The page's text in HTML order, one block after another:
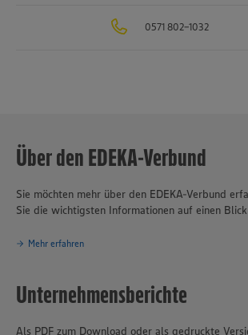
in Sachen Nachhaltigkeit und Klimaschutz. Seit
verantwortungsvolles und nachhaltiges Handeln
0571 802-1032
Über den EDEKA-Verbund
Sie möchten mehr über den EDEKA-Verbund
Sie die wichtigsten Informationen auf einen
Mehr erfahren
Unternehmensberichte
Als PDF zum Download oder als gedruckte